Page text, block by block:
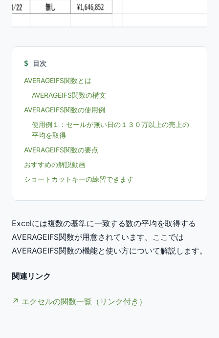
目次
AVERAGEIFS関数とは
AVERAGEIFS関数の構文
AVERAGEIFS関数の使用例
使用例１：セールが無い日の１３０万以上の売上の
平均を取得
AVERAGEIFS関数の要点
おすすめの解説動画
ショートカットキーの練習できます
Excelには複数の基準に一致する数の平均を取得する
AVERAGEIFS関数が用意されています。ここでは
AVERAGEIFS関数の機能と使い方について解説します。
関連リンク
エクセルの関数一覧（リンク付き）